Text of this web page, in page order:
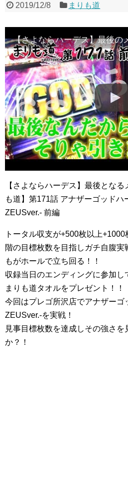
2019/12/8 まりも道
【さよならハーデス】最後とな
も道】第171話 アナザーゴッドハ
ZEUSver.‐ 前編
トータル収支が+500枚以上
階の目標枚数を目指しガチ自腹実
もがホールで立ち回る！！
収録当日のエンディングに参加し
まりも道タオルをプレゼント！！
今回はプレゴ所沢店でアナザーゴ
ZEUSver.‐を実戦！
見事目標枚数を達成しその強さ
か？！